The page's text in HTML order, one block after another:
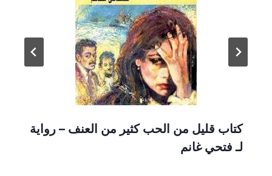
كتاب قليل من الحب كثير من العنف – رواية
لـ فتحي غانم